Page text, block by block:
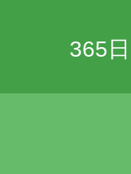
365